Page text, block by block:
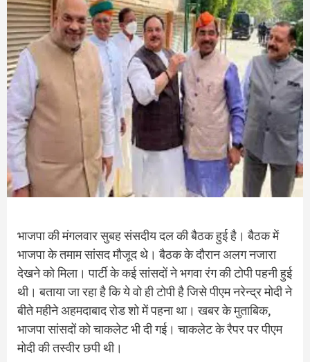
भाजपा की मंगलवार सुबह संसदीय दल की बैठक हुई है। बैठक में
भाजपा के तमाम सांसद मौजूद थे। बैठक के दौरान अलग नजारा
देखने को मिला। पार्टी के कई सांसदों ने भगवा रंग की टोपी पहनी हुई
थी। बताया जा रहा है कि ये वो ही टोपी है जिसे पीएम नरेन्द्र मोदी ने
बीते महीने अहमदाबाद रोड शो में पहना था। खबर के मुताबिक,
भाजपा सांसदों को चाकलेट भी दी गई। चाकलेट के रैपर पर पीएम
मोदी की तस्वीर छपी थी।